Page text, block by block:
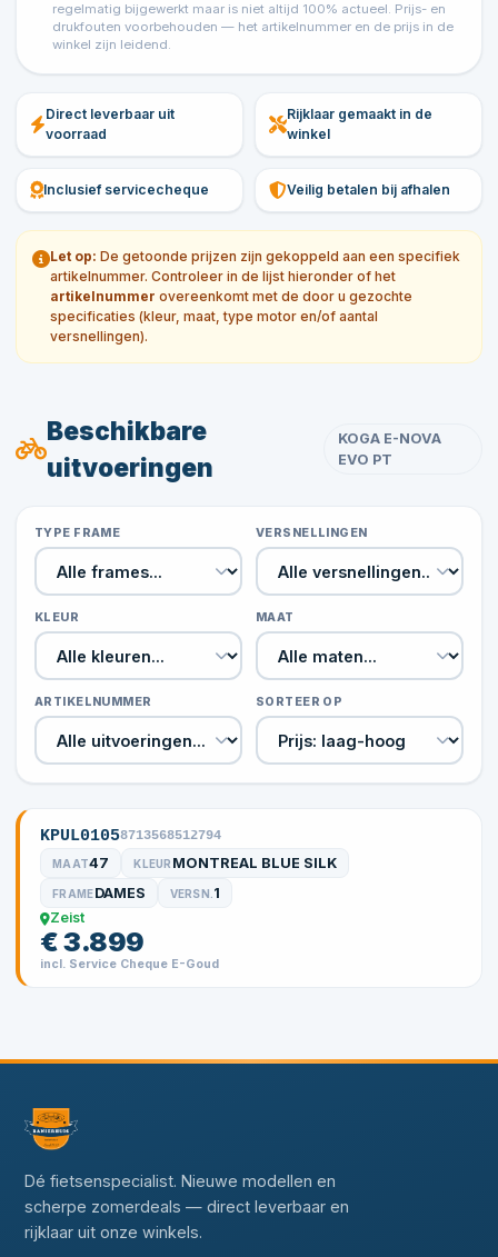
regelmatig bijgewerkt maar is niet altijd 100% actueel. Prijs- en
drukfouten voorbehouden — het artikelnummer en de prijs in de
winkel zijn leidend.
Direct leverbaar uit
voorraad
Rijklaar gemaakt in de
winkel
Inclusief servicecheque Veilig betalen bij afhalen
Let op: De getoonde prijzen zijn gekoppeld aan een specifiek
artikelnummer. Controleer in de lijst hieronder of het
artikelnummer overeenkomt met de door u gezochte
specificaties (kleur, maat, type motor en/of aantal
versnellingen).
Beschikbare
uitvoeringen
KOGA E-NOVA
EVO PT
TYPE FRAME VERSNELLINGEN
KLEUR MAAT
ARTIKELNUMMER SORTEER OP
KPUL01058713568512794
MAAT47 KLEUR MONTREAL BLUE SILK
FRAMEDAMES VERSN. 1
Zeist
€ 3.899
incl. Service Cheque E-Goud
Dé fietsenspecialist. Nieuwe modellen en
scherpe zomerdeals — direct leverbaar en
rijklaar uit onze winkels.